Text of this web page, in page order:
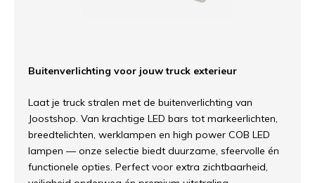
Buitenverlichting voor jouw truck exterieur
Laat je truck stralen met de buitenverlichting van
Joostshop. Van krachtige LED bars tot markeerlichten,
breedtelichten, werklampen en high power COB LED
lampen — onze selectie biedt duurzame, sfeervolle én
functionele opties. Perfect voor extra zichtbaarheid,